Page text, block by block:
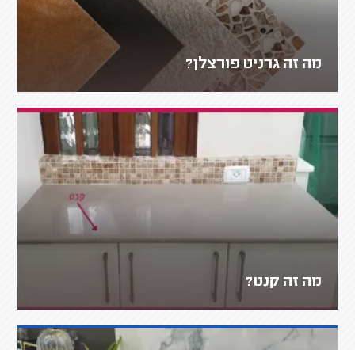
מה זה גרניט פורצלן?
מה זה קנט?